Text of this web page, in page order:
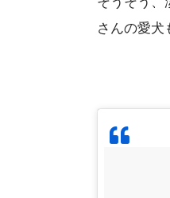
さんの愛犬